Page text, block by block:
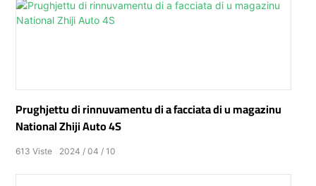
Prughjettu di rinnuvamentu di a facciata di u magazinu
National Zhiji Auto 4S
2024 04 10
613 Viste